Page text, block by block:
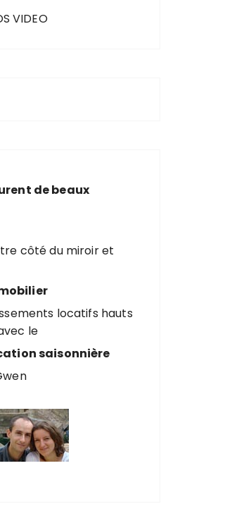
VIDEO
de beaux
côté du miroir et
locatifs hauts
le
saisonnière